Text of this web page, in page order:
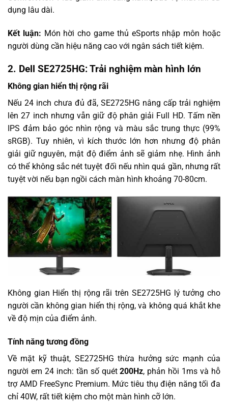
dụng lâu dài.
Kết luận: Món hời cho game thủ eSports nhập môn hoặc
người dùng cần hiệu năng cao với ngân sách tiết kiệm.
2. Dell SE2725HG: Trải nghiệm màn hình lớn
Không gian hiển thị rộng rãi
Nếu 24 inch chưa đủ đã, SE2725HG nâng cấp trải nghiệm
lên 27 inch nhưng vẫn giữ độ phân giải Full HD. Tấm nền
IPS đảm bảo góc nhìn rộng và màu sắc trung thực (99%
sRGB). Tuy nhiên, vì kích thước lớn hơn nhưng độ phân
giải giữ nguyên, mật độ điểm ảnh sẽ giảm nhẹ. Hình ảnh
có thể không sắc nét tuyệt đối nếu nhìn quá gần, nhưng rất
tuyệt vời nếu bạn ngồi cách màn hình khoảng 70-80cm.
Không gian Hiển thị rộng rãi trên SE2725HG lý tưởng cho
người cần không gian hiển thị rộng, và không quá khắt khe
về độ mịn của điểm ảnh.
Tính năng tương đồng
Về mặt kỹ thuật, SE2725HG thừa hưởng sức mạnh của
người em 24 inch: tần số quét200Hz, phản hồi 1ms và hỗ
trợ AMD FreeSync Premium. Mức tiêu thụ điện năng tối đa
chỉ 40W, rất tiết kiệm cho một màn hình cỡ lớn.